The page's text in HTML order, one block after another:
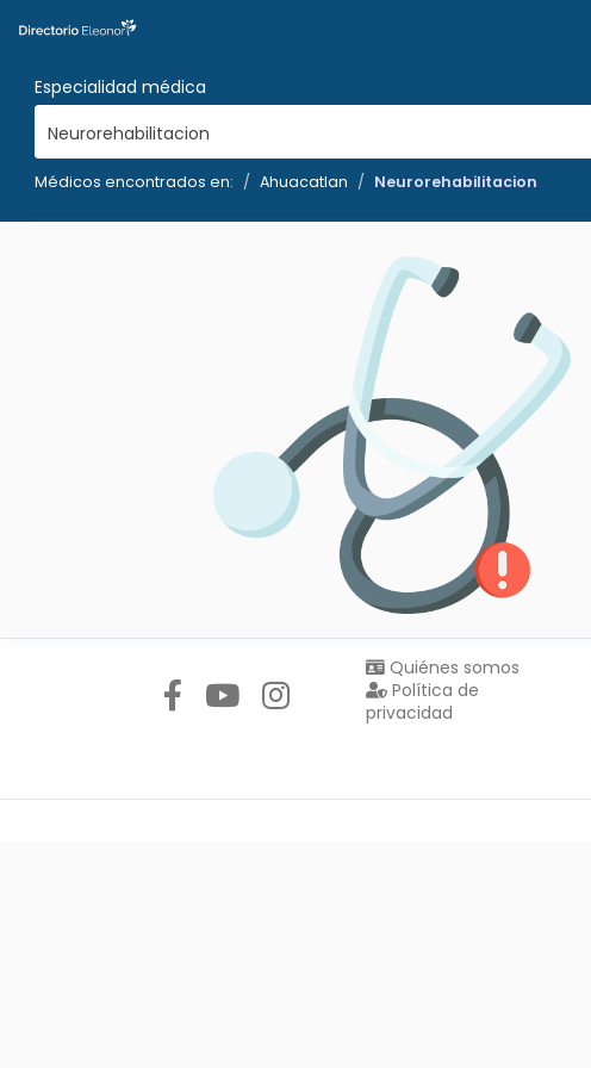
Especialidad médica
Neurorehabilitacion
Médicos encontrados en: Ahuacatlan Neurorehabilitacion
Quiénes somos
Política de
privacidad